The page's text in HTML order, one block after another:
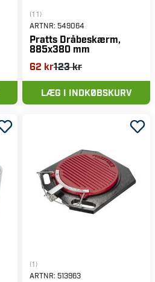
(11)
ARTNR: 549064
Pratts Dråbeskærm,
885x380 mm
62 kr123 kr
LÆG I INDKØBSKURV
(1)
ARTNR: 513963